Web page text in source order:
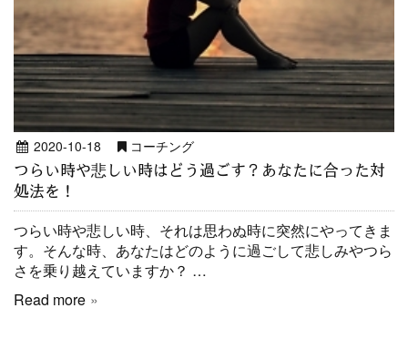
2020-10-18 コーチング
つらい時や悲しい時はどう過ごす？あなたに合った対
処法を！
つらい時や悲しい時、それは思わぬ時に突然にやってきま
す。そんな時、あなたはどのように過ごして悲しみやつら
さを乗り越えていますか？ …
Read more